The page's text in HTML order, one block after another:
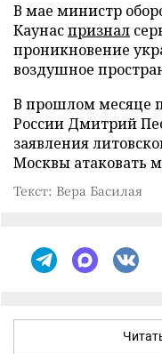
В мае министр
Каунаспризнал
проникновение
воздушное
В прошлом месяце
России Дмитрий
заявления
Москвы атаковать
Текст: Вера Басилая